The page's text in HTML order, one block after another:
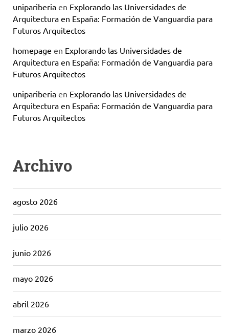
unipariberia en Explorando las Universidades de
Arquitectura en España: Formación de Vanguardia para
Futuros Arquitectos
homepage en Explorando las Universidades de
Arquitectura en España: Formación de Vanguardia para
Futuros Arquitectos
unipariberia en Explorando las Universidades de
Arquitectura en España: Formación de Vanguardia para
Futuros Arquitectos
Archivo
agosto 2026
julio 2026
junio 2026
mayo 2026
abril 2026
marzo 2026